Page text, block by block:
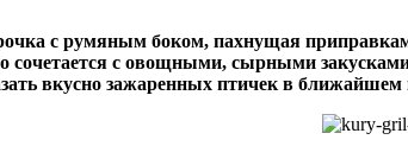
с румяным боком, пахнущая
сочетается с овощными, сырными
вкусно зажаренных птичек в